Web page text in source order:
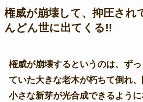
権威が崩壊して、抑圧され
んどん世に出てくる!!
権威が崩壊するというのは、ず
ていた大きな老木が朽ちて倒れ
小さな新芽が光合成できるよう